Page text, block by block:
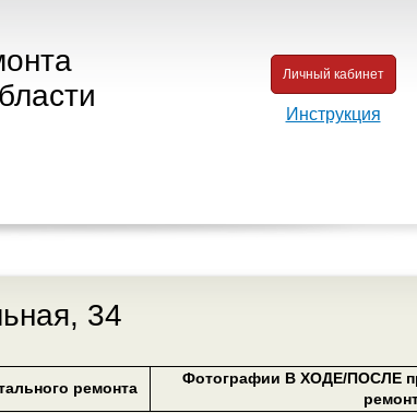
Личный кабинет
Инструкция
34
ремонта
Фотографии В ХОДЕ/ПОСЛЕ